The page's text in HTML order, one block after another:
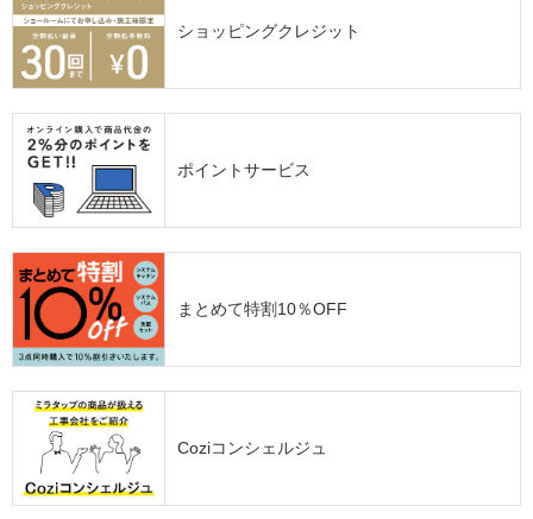
ショッピングクレジット
ポイントサービス
まとめて特割10％OFF
Coziコンシェルジュ